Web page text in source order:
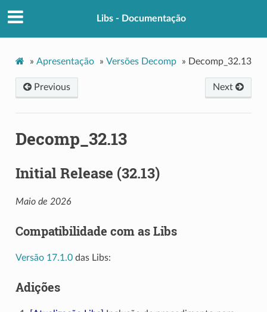
Libs - Documentação
» Apresentação » Versões Decomp » Decomp_32.13
Next
Previous
Decomp_32.13
Initial Release (32.13)
Maio de 2026
Compatibilidade com as Libs
Versão 17.1.0das Libs:
Adições